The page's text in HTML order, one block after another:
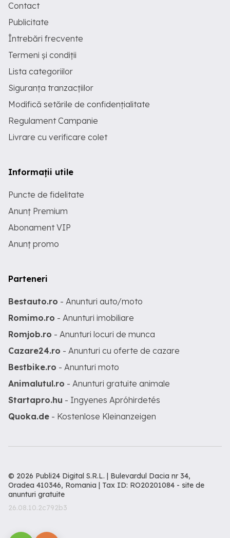
Contact
Publicitate
Întrebări frecvente
Termeni și condiții
Lista categoriilor
Siguranța tranzacțiilor
Modifică setările de confidențialitate
Regulament Campanie
Livrare cu verificare colet
Informații utile
Puncte de fidelitate
Anunț Premium
Abonament VIP
Anunț promo
Parteneri
Bestauto.ro - Anunturi auto/moto
Romimo.ro - Anunturi imobiliare
Romjob.ro - Anunturi locuri de munca
Cazare24.ro - Anunturi cu oferte de cazare
Bestbike.ro - Anunturi moto
Animalutul.ro - Anunturi gratuite animale
Startapro.hu - Ingyenes Apróhirdetés
Quoka.de - Kostenlose Kleinanzeigen
© 2026 Publi24 Digital S.R.L. | Bulevardul Dacia nr 34,
Oradea 410346, Romania | Tax ID: RO20201084 - site de
anunturi gratuite
26.08.10.2c792b3